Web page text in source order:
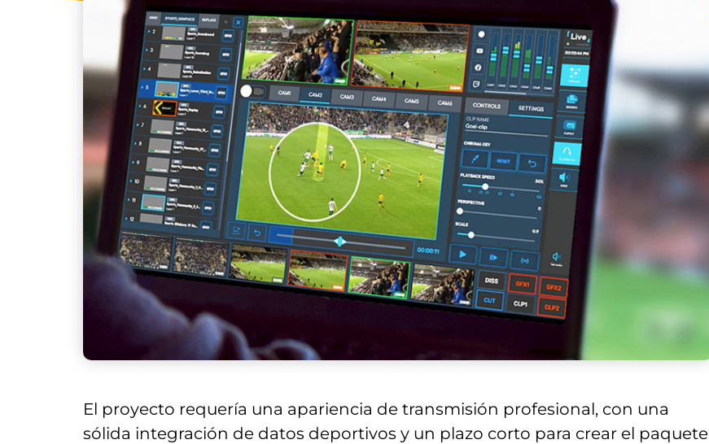
El proyecto requería una apariencia de transmisión profesional, con una
sólida integración de datos deportivos y un plazo corto para crear el paquete